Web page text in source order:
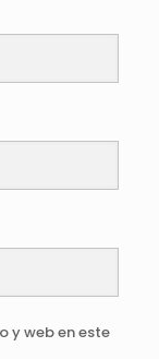
y web en este